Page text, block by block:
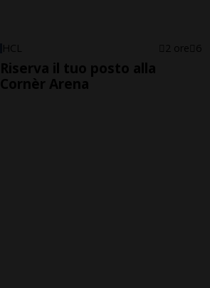
HCL 2 ore 6
Riserva il tuo posto alla
Cornèr Arena